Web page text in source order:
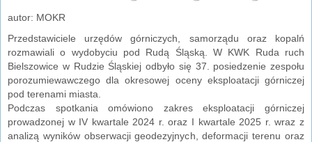
autor: MOKR
Przedstawiciele urzędów górniczych, samorządu oraz kopalń
rozmawiali o wydobyciu pod Rudą Śląską. W KWK Ruda ruch
Bielszowice w Rudzie Śląskiej odbyło się 37. posiedzenie zespołu
porozumiewawczego dla okresowej oceny eksploatacji górniczej
pod terenami miasta.
Podczas spotkania omówiono zakres eksploatacji górniczej
prowadzonej w IV kwartale 2024 r. oraz I kwartale 2025 r. wraz z
analizą wyników obserwacji geodezyjnych, deformacji terenu oraz